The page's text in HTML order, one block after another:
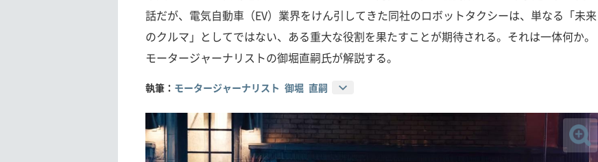
話だが、電気自動車（EV）業界をけん引してきた同社のロボットタクシーは、単なる「未来
のクルマ」としてではない、ある重大な役割を果たすことが期待される。それは一体何か。
モータージャーナリストの御堀直嗣氏が解説する。
執筆： モータージャーナリスト 御堀 直嗣